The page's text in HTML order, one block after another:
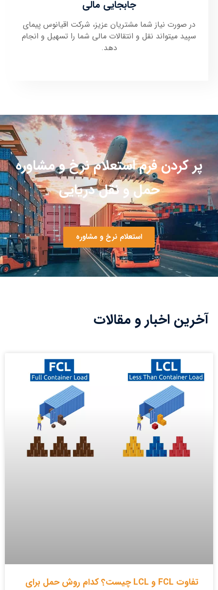
جابجایی مالی
در صورت نیاز شما مشتریان عزیز، شرکت اقیانوس پیمای
سپید میتواند نقل و انتقالات مالی شما را تسهیل و انجام
دهد.
پر کردن فرم استعلام نرخ و مشاوره
حمل و نقل دریایی
استعلام نرخ و مشاوره
آخرین اخبار و مقالات
تفاوت FCL و LCL چیست؟ کدام روش حمل برای